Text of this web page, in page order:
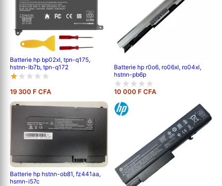
Batterie hp bp02xl, tpn-q175,
hstnn-lb7b, tpn-q172
19 300 F CFA
Batterie hp r0o6, ro06xl, ro04xl,
hstnn-pb6p
10 000 F CFA
Batterie hp hstnn-ob81, fz441aa,
hsrnn-i57c